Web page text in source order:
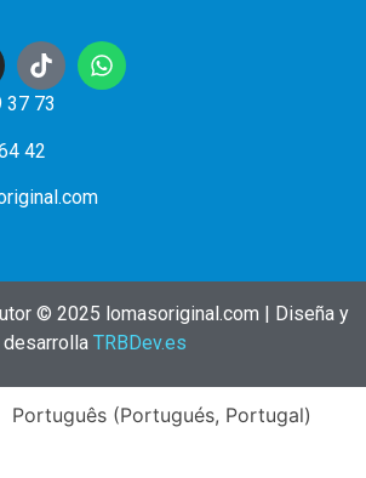
37 73
42
© 2025 lomasoriginal.com | Diseña y
desarrolla TRBDev.es
Português(Portugués, Portugal)